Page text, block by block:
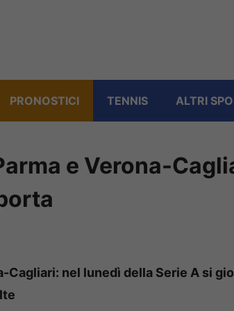
PRONOSTICI TENNIS ALTRI
e Verona-
Cagliari: nel lunedì della Serie A si